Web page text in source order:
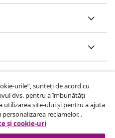
urile”, sunteți de acord cu
dvs. pentru a îmbunătăți
utilizarea site-ului și pentru a ajuta
reclamelor. .
și cookie-uri